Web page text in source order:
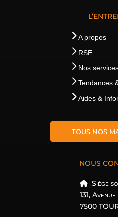
A propos
RSE
Nos
Tendances
Aides &
TOUS NOS
NOUS
Siège
131,
7500